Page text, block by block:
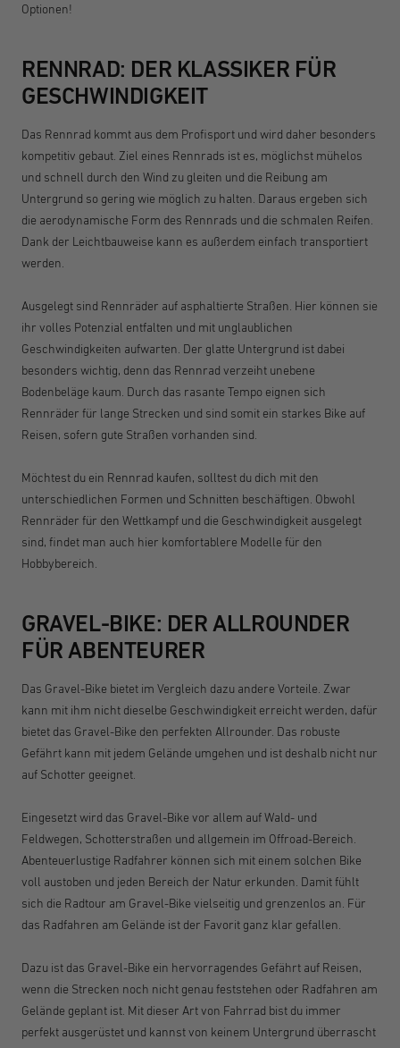
Optionen!
RENNRAD: DER KLASSIKER FÜR
GESCHWINDIGKEIT
Das Rennrad kommt aus dem Profisport und wird daher besonders
kompetitiv gebaut. Ziel eines Rennrads ist es, möglichst mühelos
und schnell durch den Wind zu gleiten und die Reibung am
Untergrund so gering wie möglich zu halten. Daraus ergeben sich
die aerodynamische Form des Rennrads und die schmalen Reifen.
Dank der Leichtbauweise kann es außerdem einfach transportiert
werden.
Ausgelegt sind Rennräder auf asphaltierte Straßen. Hier können sie
ihr volles Potenzial entfalten und mit unglaublichen
Geschwindigkeiten aufwarten. Der glatte Untergrund ist dabei
besonders wichtig, denn das Rennrad verzeiht unebene
Bodenbeläge kaum. Durch das rasante Tempo eignen sich
Rennräder für lange Strecken und sind somit ein starkes Bike auf
Reisen, sofern gute Straßen vorhanden sind.
Möchtest du ein Rennrad kaufen, solltest du dich mit den
unterschiedlichen Formen und Schnitten beschäftigen. Obwohl
Rennräder für den Wettkampf und die Geschwindigkeit ausgelegt
sind, findet man auch hier komfortablere Modelle für den
Hobbybereich.
GRAVEL-BIKE: DER ALLROUNDER
FÜR ABENTEURER
Das Gravel-Bike bietet im Vergleich dazu andere Vorteile. Zwar
kann mit ihm nicht dieselbe Geschwindigkeit erreicht werden, dafür
bietet das Gravel-Bike den perfekten Allrounder. Das robuste
Gefährt kann mit jedem Gelände umgehen und ist deshalb nicht nur
auf Schotter geeignet.
Eingesetzt wird das Gravel-Bike vor allem auf Wald- und
Feldwegen, Schotterstraßen und allgemein im Offroad-Bereich.
Abenteuerlustige Radfahrer können sich mit einem solchen Bike
voll austoben und jeden Bereich der Natur erkunden. Damit fühlt
sich die Radtour am Gravel-Bike vielseitig und grenzenlos an. Für
das Radfahren am Gelände ist der Favorit ganz klar gefallen.
Dazu ist das Gravel-Bike ein hervorragendes Gefährt auf Reisen,
wenn die Strecken noch nicht genau feststehen oder Radfahren am
Gelände geplant ist. Mit dieser Art von Fahrrad bist du immer
perfekt ausgerüstet und kannst von keinem Untergrund überrascht